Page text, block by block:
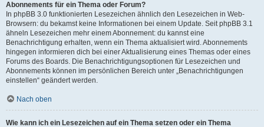
Abonnements für ein Thema oder Forum?
In phpBB 3.0 funktionierten Lesezeichen ähnlich den Lesezeichen in Web-
Browsern: du bekamst keine Informationen bei einem Update. Seit phpBB 3.1
ähneln Lesezeichen mehr einem Abonnement: du kannst eine
Benachrichtigung erhalten, wenn ein Thema aktualisiert wird. Abonnements
hingegen informieren dich bei einer Aktualisierung eines Themas oder eines
Forums des Boards. Die Benachrichtigungsoptionen für Lesezeichen und
Abonnements können im persönlichen Bereich unter „Benachrichtigungen
einstellen“ geändert werden.
Nach oben
Wie kann ich ein Lesezeichen auf ein Thema setzen oder ein Thema